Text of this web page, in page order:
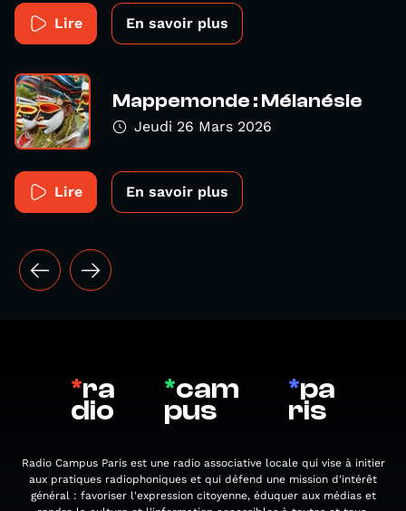
Lire En savoir plus
Mappemonde : Mélanésie
Jeudi 26 Mars 2026
Lire En savoir plus
*ra
dio
*cam
pus
*pa
ris
Radio Campus Paris est une radio associative locale qui vise à initier
aux pratiques radiophoniques et qui défend une mission d'intérêt
général : favoriser l'expression citoyenne, éduquer aux médias et